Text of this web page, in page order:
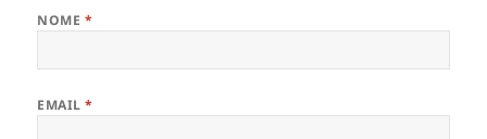
NOME *
EMAIL*